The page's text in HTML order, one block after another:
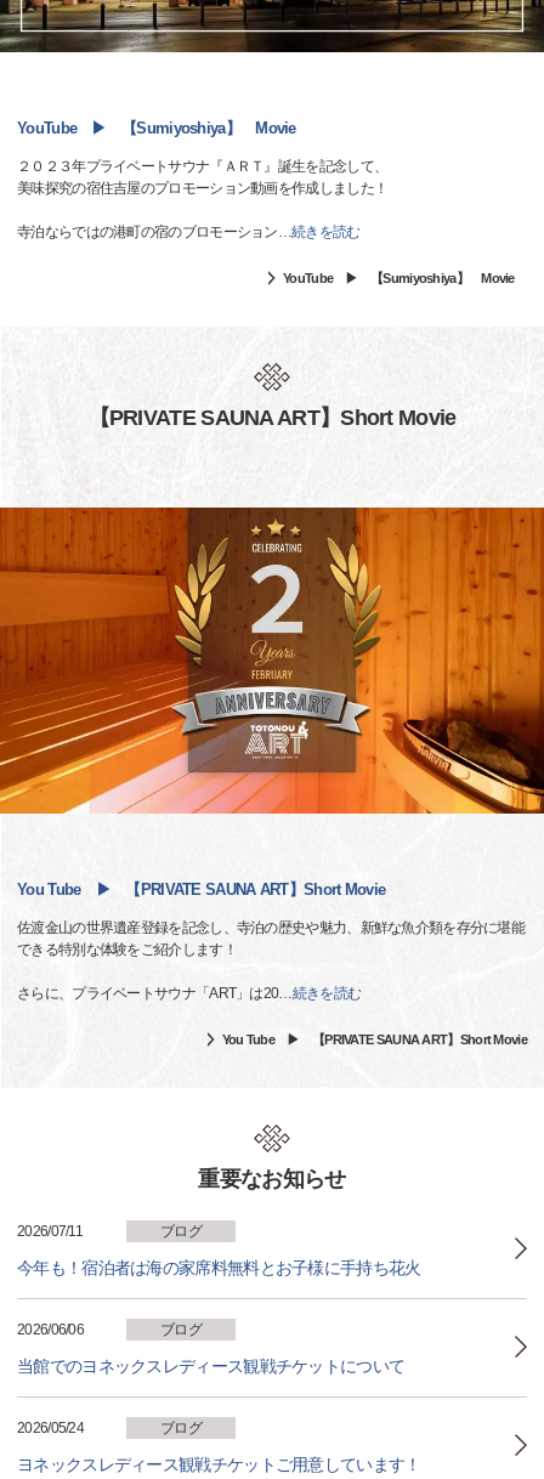
YouTube ▶ 【Sumiyoshiya】 Movie
２０２３年プライベートサウナ『ＡＲＴ』誕生を記念して、
美味探究の宿住吉屋のプロモーション動画を作成しました！
寺泊ならではの港町の宿のブロモーション…続きを読む
YouTube ▶ 【Sumiyoshiya】 Movie
【PRIVATE SAUNA ART】Short Movie
You Tube ▶ 【PRIVATE SAUNA ART】Short Movie
佐渡金山の世界遺産登録を記念し、寺泊の歴史や魅力、新鮮な魚介類を存分に堪能
できる特別な体験をご紹介します！
さらに、プライベートサウナ「ART」は20…続きを読む
You Tube ▶ 【PRIVATE SAUNA ART】Short Movie
重要なお知らせ
2026/07/11 ブログ
今年も！宿泊者は海の家席料無料とお子様に手持ち花火
2026/06/06 ブログ
当館でのヨネックスレディース観戦チケットについて
2026/05/24 ブログ
ヨネックスレディース観戦チケットご用意しています！